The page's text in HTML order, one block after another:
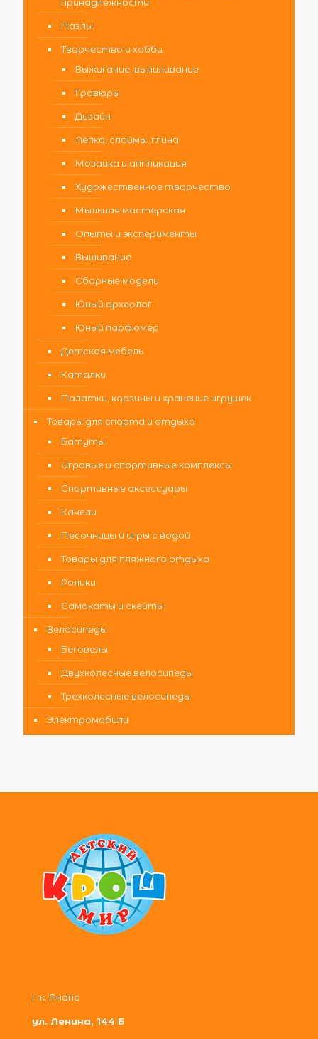
Пазлы
Творчество и хобби
Выжигание, выпиливание
Гравюры
Дизайн
Лепка, слаймы, глина
Мозаика и аппликация
Художественное творчество
Мыльная мастерская
Опыты и эксперименты
Вышивание
Сборные модели
Юный археолог
Юный парфюмер
Детская мебель
Каталки
Палатки, корзины и хранение игрушек
Товары для спорта и отдыха
Батуты
Игровые и спортивные комплексы
Спортивные аксессуары
Качели
Песочницы и игры с водой
Товары для пляжного отдыха
Ролики
Самокаты и скейты
Велосипеды
Беговелы
Двухколесные велосипеды
Трехколесные велосипеды
Электромобили
г-к. Анапа
ул. Ленина, 144 Б